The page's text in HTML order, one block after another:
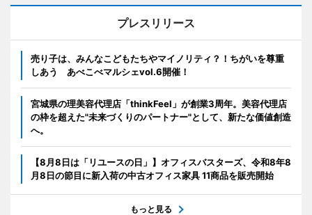
プレスリリース
売り子は、みんなこどもたちやマイノリティ？！ちがいを尊重
しあう あべこべマルシェvol.6開催！
宮城県の理美容代理店「thinkFeel」が創業3周年。美容代理店
の枠を超えた"未来づくりのパートナー"として、新たな価値創造
へ。
【8月8日は「リユースの日」】オフィスバスターズ、令和8年8
月8日の節目に新入荷の中古オフィス家具 11商品を販売開始
もっと見る